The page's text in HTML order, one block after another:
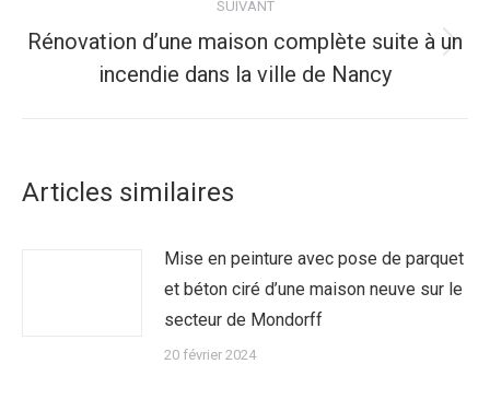
SUIVANT
Article
suivant
Rénovation d’une maison complète suite à un
incendie dans la ville de Nancy
Articles similaires
Mise en peinture avec pose de parquet
et béton ciré d’une maison neuve sur le
secteur de Mondorff
20 février 2024